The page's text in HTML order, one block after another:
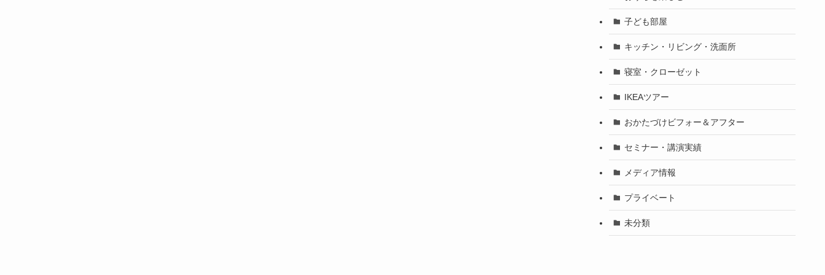
子ども部屋
キッチン・リビング・洗面所
寝室・クローゼット
IKEAツアー
おかたづけビフォー＆アフター
セミナー・講演実績
メディア情報
プライベート
未分類